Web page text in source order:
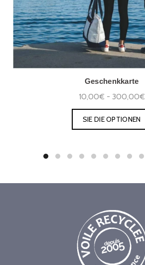
Geschenkkarte
10,00€ - 300,00€
SIE DIE OPTIONEN